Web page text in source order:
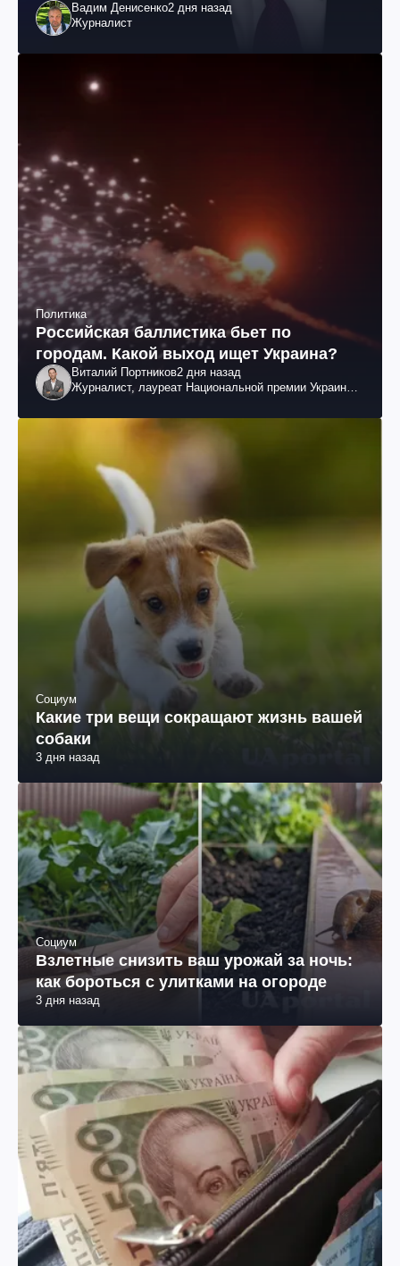
Вадим Денисенко2 дня назад
Журналист
Политика
Российская баллистика бьет по
городам. Какой выход ищет Украина?
Виталий Портников2 дня назад
Журналист, лауреат Национальной премии Украины
Социум
Какие три вещи сокращают жизнь вашей
собаки
3 дня назад
Социум
Взлетные снизить ваш урожай за ночь:
как бороться с улитками на огороде
3 дня назад